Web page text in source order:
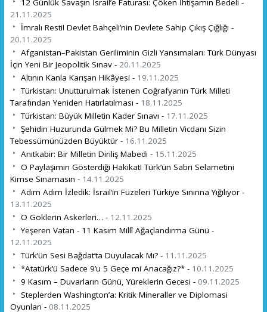
12 Günlük Savaşın İsrail’e Faturası: Çöken İhtişamın Bedeli -
21.11.2025
İmralı Resti! Devlet Bahçeli’nin Devlete Sahip Çıkış Çığlığı -
20.11.2025
Afganistan–Pakistan Geriliminin Gizli Yansımaları: Türk Dünyası
İçin Yeni Bir Jeopolitik Sınav - 20.11.2025
Altının Kanla Karışan Hikâyesi - 19.11.2025
Türkistan: Unutturulmak İstenen Coğrafyanın Türk Milleti
Tarafından Yeniden Hatırlatılması - 18.11.2025
Türkistan: Büyük Milletin Kader Sınavı - 17.11.2025
Şehidin Huzurunda Gülmek Mi? Bu Milletin Vicdanı Sizin
Tebessümünüzden Büyüktür - 16.11.2025
Anıtkabir: Bir Milletin Diriliş Mabedi - 15.11.2025
O Paylaşımın Gösterdiği Hakikat! Türk’ün Sabrı Selametini
Kimse Sınamasın - 14.11.2025
Adım Adım İzledik: İsrail’in Füzeleri Türkiye Sınırına Yığılıyor -
13.11.2025
O Göklerin Askerleri… - 12.11.2025
Yeşeren Vatan - 11 Kasım Millî Ağaçlandırma Günü -
12.11.2025
Türk’ün Sesi Bağdat’ta Duyulacak Mı? - 11.11.2025
*Atatürk’ü Sadece 9’u 5 Geçe mi Anacağız?* - 10.11.2025
9 Kasım – Duvarların Günü, Yüreklerin Gecesi - 09.11.2025
Steplerden Washington’a: Kritik Mineraller ve Diplomasi
Oyunları - 08.11.2025